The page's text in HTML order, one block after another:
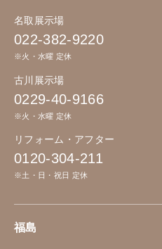
名取展示場
022-382-9220
※火・水曜 定休
古川展示場
0229-40-9166
※火・水曜 定休
リフォーム・アフター
0120-304-211
※土・日・祝日 定休
福島